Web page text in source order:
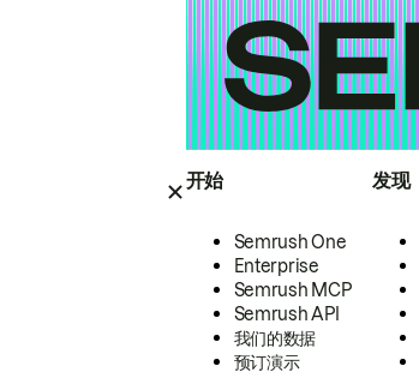
开始
Semrush One
Enterprise
Semrush MCP
Semrush API
我们的数据
预订演示
发现